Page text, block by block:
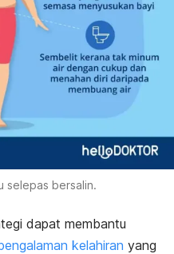
selepas bersalin.
dapat membantu
kelahiran yang